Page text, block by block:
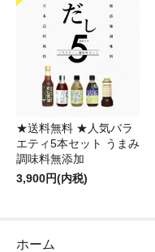
★送料無料 ★人気バラ
エティ5本セット うまみ
調味料無添加
3,900円(内税)
ホーム